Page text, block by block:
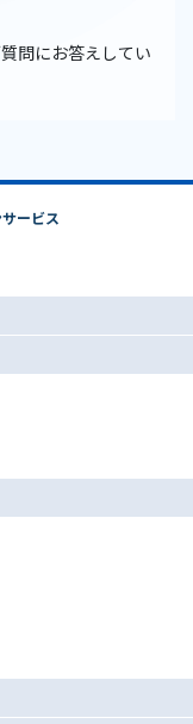
問にお答えしてい
ービス